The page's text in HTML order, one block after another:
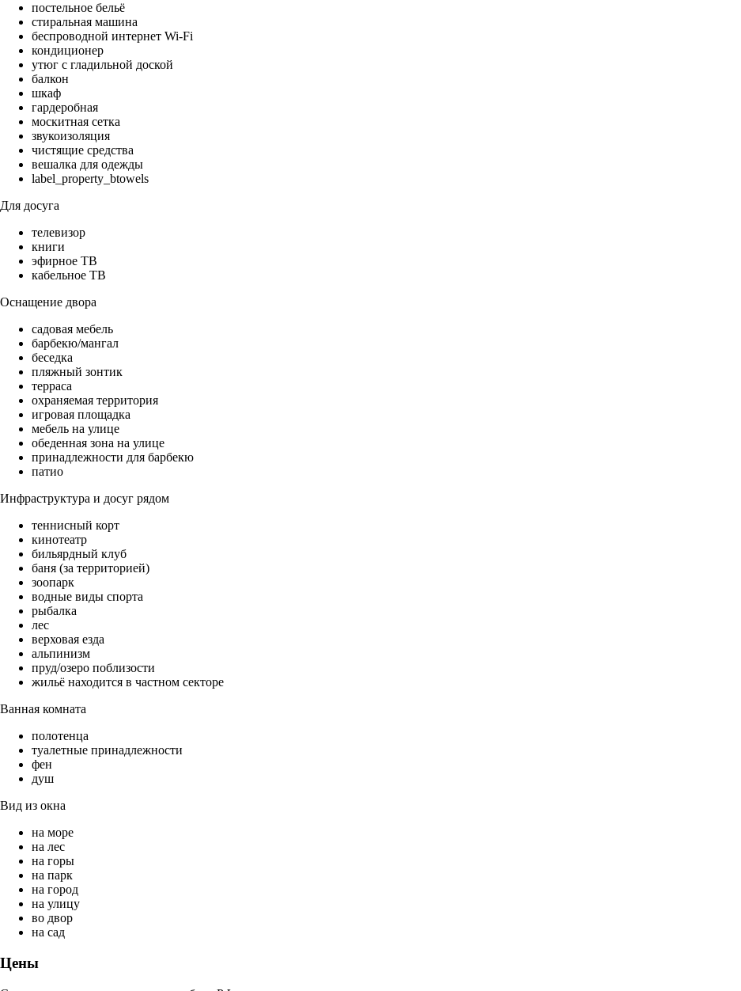
постельное бельё
стиральная машина
беспроводной интернет Wi-Fi
кондиционер
утюг с гладильной доской
балкон
шкаф
гардеробная
москитная сетка
звукоизоляция
чистящие средства
вешалка для одежды
label_property_btowels
Для досуга
телевизор
книги
эфирное ТВ
кабельное ТВ
Оснащение двора
садовая мебель
барбекю/мангал
беседка
пляжный зонтик
терраса
охраняемая территория
игровая площадка
мебель на улице
обеденная зона на улице
принадлежности для барбекю
патио
Инфраструктура и досуг рядом
теннисный корт
кинотеатр
бильярдный клуб
баня (за территорией)
зоопарк
водные виды спорта
рыбалка
лес
верховая езда
альпинизм
пруд/озеро поблизости
жильё находится в частном секторе
Ванная комната
полотенца
туалетные принадлежности
фен
душ
Вид из окна
на море
на лес
на горы
на парк
на город
на улицу
во двор
на сад
Цены